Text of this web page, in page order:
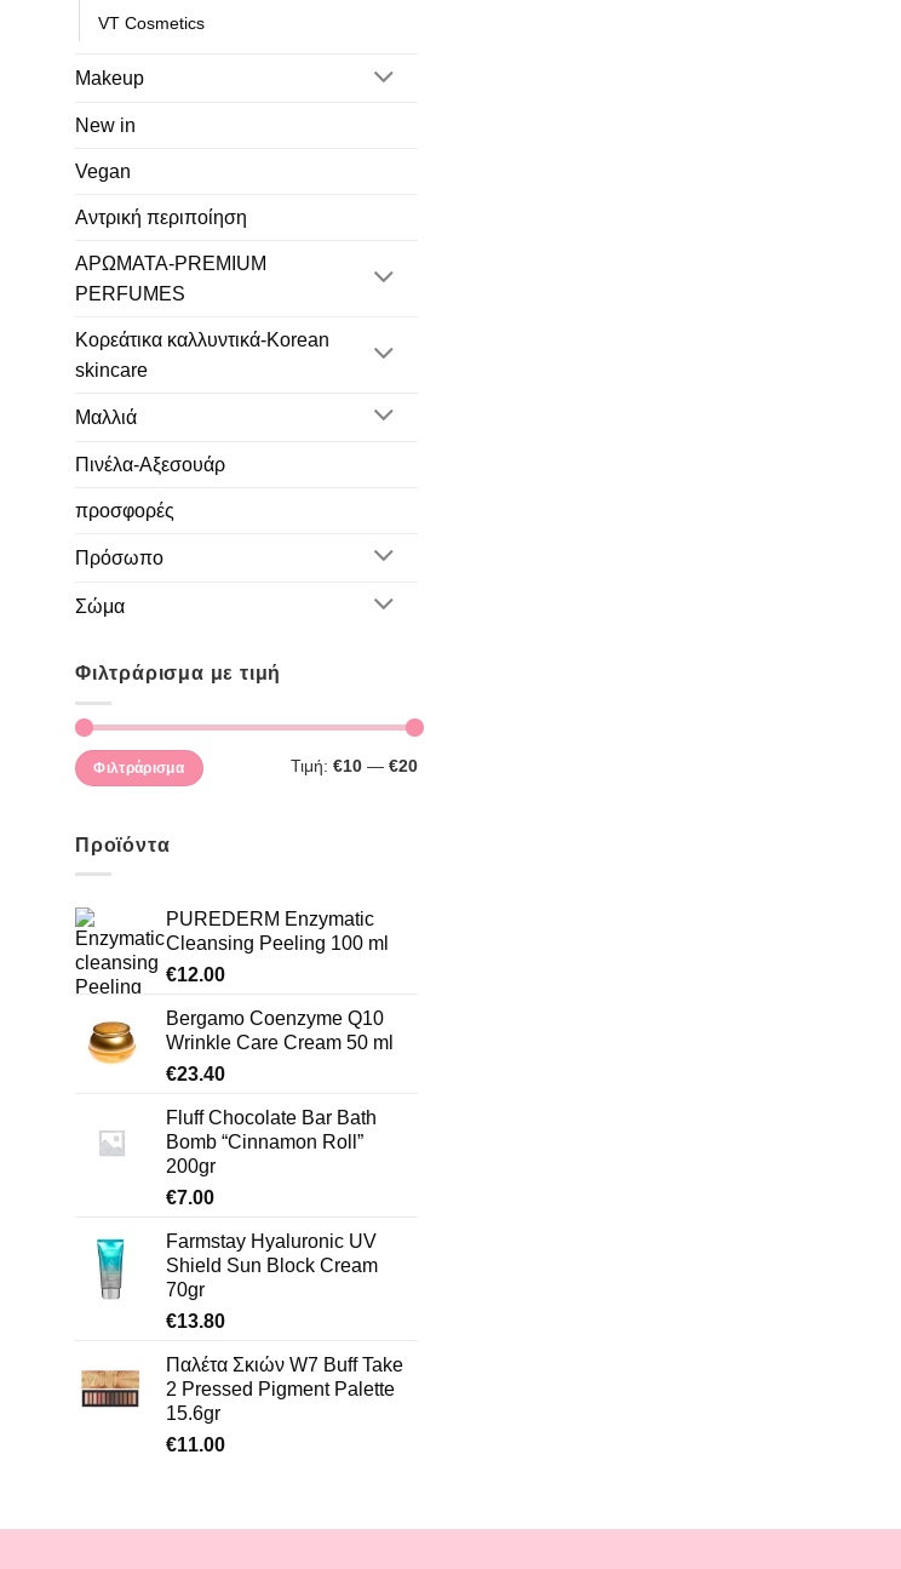
VT Cosmetics
Makeup
New in
Vegan
Αντρική περιποίηση
ΑΡΩΜΑΤΑ-PREMIUM
PERFUMES
Κορεάτικα καλλυντικά-Korean
skincare
Μαλλιά
Πινέλα-Αξεσουάρ
προσφορές
Πρόσωπο
Σώμα
Φιλτράρισμα με τιμή
Ελάχιστη
τιμή
Μέγιστη
τιμήΦιλτράρισμα Τιμή: €10— €20
Προϊόντα
PUREDERM Enzymatic
Cleansing Peeling 100 ml
€12.00
Bergamo Coenzyme Q10
Wrinkle Care Cream 50 ml
€23.40
Fluff Chocolate Bar Bath
Bomb “Cinnamon Roll”
200gr
€7.00
Farmstay Hyaluronic UV
Shield Sun Block Cream
70gr
€13.80
Παλέτα Σκιών W7 Buff Take
2 Pressed Pigment Palette
15.6gr
€11.00